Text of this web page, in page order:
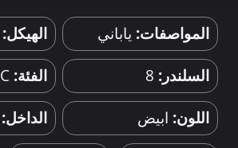
المواصفات: ياباني الهيكل:
السلندر: 8 الفئة: C
اللون: ابيض الداخل: